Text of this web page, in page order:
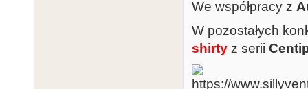
We współpracy z
W pozostałych
shirty z serii